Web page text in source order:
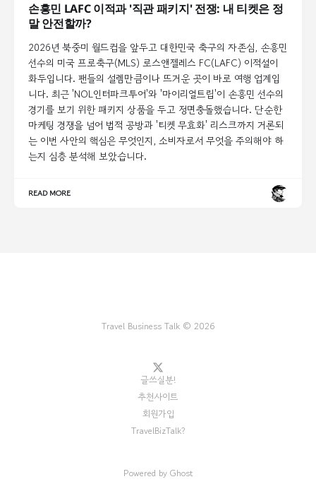
손흥민 LAFC 이적과 '직관 패키지' 전쟁: 내 티켓은 정
말 안전할까?
2026년 북중미 월드컵을 앞두고 대한민국 축구의 자존심, 손흥민
선수의 미국 프로축구(MLS) 로스앤젤레스 FC(LAFC) 이적설이
화두입니다. 팬들의 설렘만큼이나 뜨거운 곳이 바로 여행 업계입
니다. 최근 'NOL인터파크투어'와 '마이리얼트립'이 손흥민 선수의
경기를 보기 위한 패키지 상품을 두고 정면충돌했습니다. 단순한
마케팅 경쟁을 넘어 법적 공방과 '티켓 무효화' 리스크까지 거론되
는 이번 사안의 핵심은 무엇인지, 소비자로서 무엇을 주의해야 하
는지 심층 분석해 보았습니다.
READ MORE
Travel Business Talk © 2026
글쓰실분!
추천사이트
회원가입
TravelBizTalk?
Powered by Ghost